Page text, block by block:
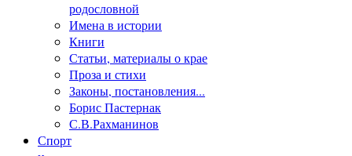
родословной
Имена в истории
Книги
Статьи, материалы о крае
Проза и стихи
Законы, постановления...
Борис Пастернак
С.В.Рахманинов
Спорт